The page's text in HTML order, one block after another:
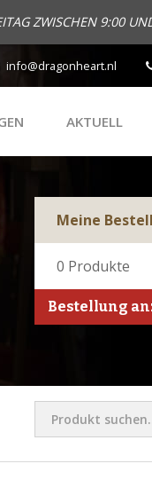
ZWISCHEN 9:00
info@dragonheart.nl
AKTUELL
Meine
0 Produkte
Bestellung